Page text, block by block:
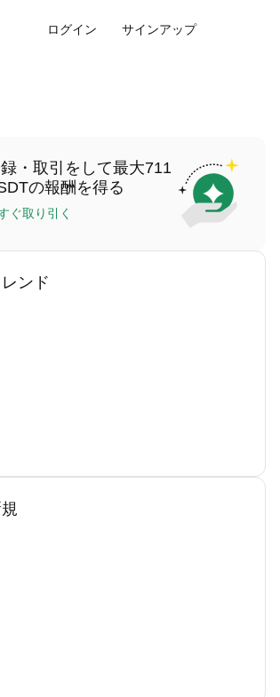
ログイン サインアップ
・取引をして最大711
の報酬を得る
ぐ取り引く
レンド